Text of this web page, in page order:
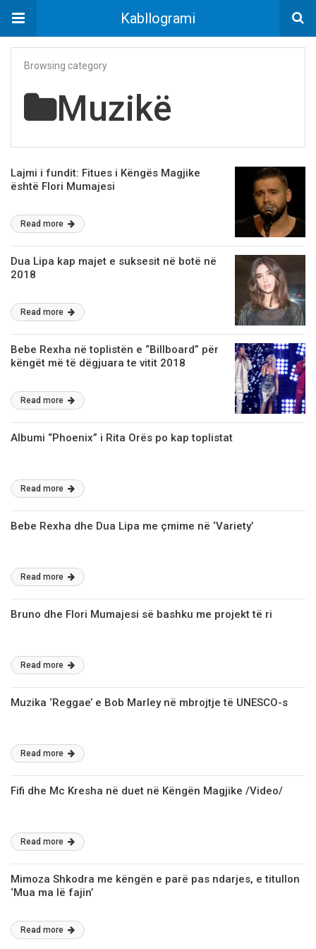
Kabllogrami
Browsing category
Muzikë
Lajmi i fundit: Fitues i Këngës Magjike
ёshtё Flori Mumajesi
Read more
Dua Lipa kap majet e suksesit në botë në
2018
Read more
Bebe Rexha nё toplistёn e “Billboard” pёr
këngët më të dëgjuara te vitit 2018
Read more
Albumi “Phoenix” i Rita Orës po kap toplistat
Read more
Bebe Rexha dhe Dua Lipa me çmime në ‘Variety’
Read more
Bruno dhe Flori Mumajesi sё bashku me projekt tё ri
Read more
Muzika ‘Reggae’ e Bob Marley nё mbrojtje tё UNESCO-s
Read more
Fifi dhe Mc Kresha në duet në Këngën Magjike /Video/
Read more
Mimoza Shkodra me kёngёn e parё pas ndarjes, e titullon
‘Mua ma lё fajin’
Read more